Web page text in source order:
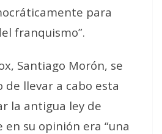
para
franquismo”.
Santiago Morón, se
de llevar a cabo esta
la antigua ley de
en su opinión era “una